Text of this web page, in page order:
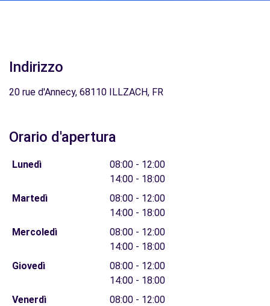
Indirizzo
20 rue d'Annecy, 68110 ILLZACH, FR
Orario d'apertura
Lunedì
08:00 - 12:00
14:00 - 18:00
Martedì
08:00 - 12:00
14:00 - 18:00
Mercoledì
08:00 - 12:00
14:00 - 18:00
Giovedì
08:00 - 12:00
14:00 - 18:00
Venerdì
08:00 - 12:00